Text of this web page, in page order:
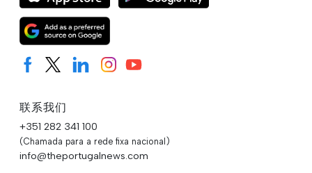
联系我们
+351 282 341 100
(Chamada para a rede fixa nacional)
info@theportugalnews.com